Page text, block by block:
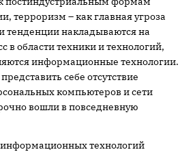
терроризм – как главная угроза
тенденции накладываются на
в области техники и технологий,
информационные технологии.
себе отсутствие
компьютеров и сети
вошли в повседневную
информационных технологий